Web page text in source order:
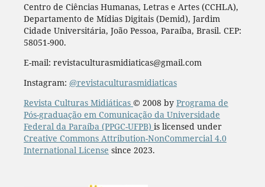
Centro de Ciências Humanas, Letras e Artes (CCHLA),
Departamento de Mídias Digitais (Demid), Jardim
Cidade Universitária, João Pessoa, Paraíba, Brasil. CEP:
58051-900.
E-mail: revistaculturasmidiaticas@gmail.com
Instagram: @revistaculturasmidiaticas
Revista Culturas Midiáticas © 2008 by Programa de
Pós-graduação em Comunicação da Universidade
Federal da Paraíba (PPGC-UFPB) is licensed under
Creative Commons Attribution-NonCommercial 4.0
International License since 2023.